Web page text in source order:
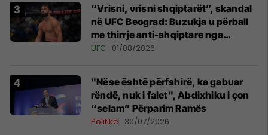
“Vrisni, vrisni shqiptarët”, skandal
në UFC Beograd: Buzukja u përball
me thirrje anti-shqiptare nga
tribunat
UFC 01/08/2026
"Nëse është përfshirë, ka gabuar
rëndë, nuk i falet", Abdixhiku i çon
“selam” Përparim Ramës
Politikë 30/07/2026